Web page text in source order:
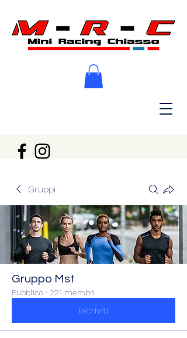
Gruppi
Gruppo Mst
Pubblico · 221 membri
Iscriviti